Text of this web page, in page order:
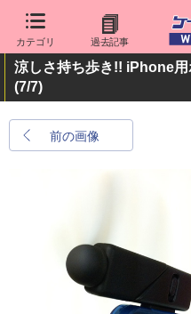
カテゴリ 過去記事
涼しさ持ち歩き!! iPhone用
(7/7)
前の画像